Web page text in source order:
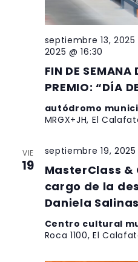
FIN DE SEMANA
PREMIO: “DÍA
septiembre 13, 2025
2025 @ 16:30
autódromo
MRGX+JH, El
VIE
19
MasterClass
cargo de la
Daniela Salinas
septiembre 19, 2025
Centro cultural
Roca 1100, El